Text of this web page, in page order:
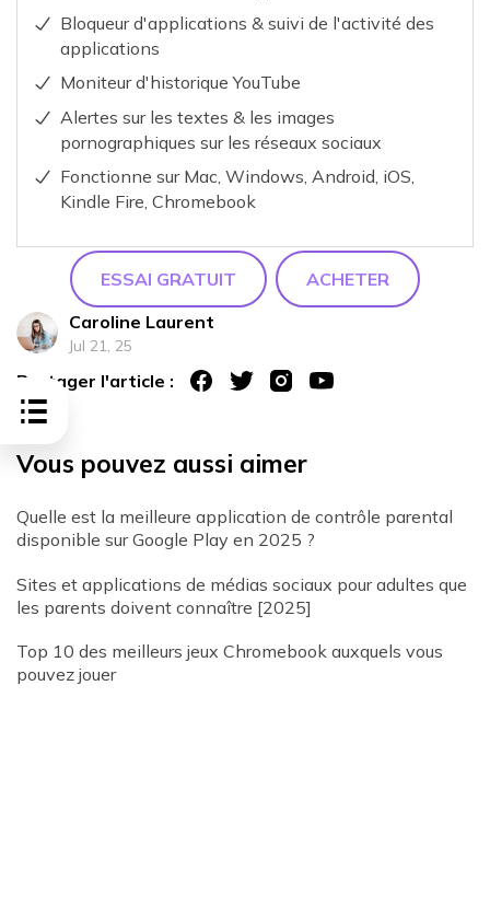
Bloqueur d'applications & suivi de l'activité des
applications
Moniteur d'historique YouTube
Alertes sur les textes & les images
pornographiques sur les réseaux sociaux
Fonctionne sur Mac, Windows, Android, iOS,
Kindle Fire, Chromebook
ESSAI GRATUIT
ACHETER
Caroline Laurent
Jul 21, 25
Partager l'article :
Vous pouvez aussi aimer
Quelle est la meilleure application de contrôle parental
disponible sur Google Play en 2025 ?
Sites et applications de médias sociaux pour adultes que
les parents doivent connaître [2025]
Top 10 des meilleurs jeux Chromebook auxquels vous
pouvez jouer